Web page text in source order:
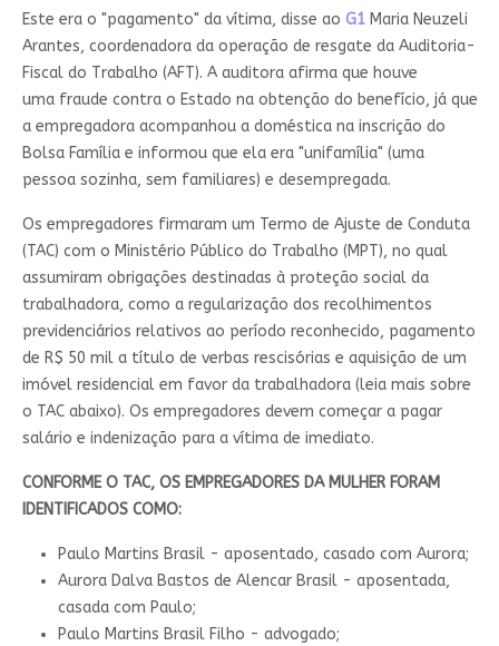
Este era o "pagamento" da vítima, disse ao G1Maria Neuzeli
Arantes, coordenadora da operação de resgate da Auditoria-
Fiscal do Trabalho (AFT). A auditora afirma que houve
uma fraude contra o Estado na obtenção do benefício, já que
a empregadora acompanhou a doméstica na inscrição do
Bolsa Família e informou que ela era "unifamília" (uma
pessoa sozinha, sem familiares) e desempregada.
Os empregadores firmaram um Termo de Ajuste de Conduta
(TAC) com o Ministério Público do Trabalho (MPT), no qual
assumiram obrigações destinadas à proteção social da
trabalhadora, como a regularização dos recolhimentos
previdenciários relativos ao período reconhecido, pagamento
de R$ 50 mil a título de verbas rescisórias e aquisição de um
imóvel residencial em favor da trabalhadora (leia mais sobre
o TAC abaixo). Os empregadores devem começar a pagar
salário e indenização para a vítima de imediato.
CONFORME O TAC, OS EMPREGADORES DA MULHER FORAM
IDENTIFICADOS COMO:
Paulo Martins Brasil - aposentado, casado com Aurora;
Aurora Dalva Bastos de Alencar Brasil - aposentada,
casada com Paulo;
Paulo Martins Brasil Filho - advogado;